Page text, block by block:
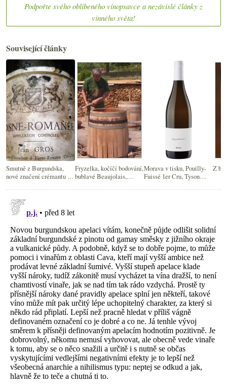
Podpořte svého oblíbeného vínopsavce a nezávislé články z
vinného světa!
Související články
Smutně z Burgundska,
nové značení crémantu a
Fryzelka, kočíčí bodování,
bublavé Beaujolais,
Morava v tisku, Pouilly-
Fuissé 1er Cru, Tyson
bubliny 100+ let na kalech
Z